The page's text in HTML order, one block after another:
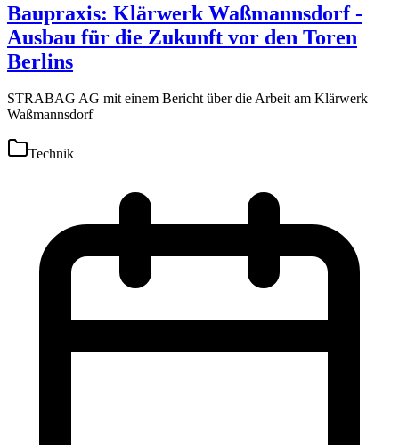
Baupraxis: Klärwerk Waßmannsdorf -
Ausbau für die Zukunft vor den Toren
Berlins
STRABAG AG mit einem Bericht über die Arbeit am Klärwerk
Waßmannsdorf
Technik